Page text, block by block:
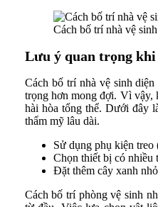
Cách bố trí nhà vệ
Lưu ý quan trọng khi
Cách bố trí nhà vệ sinh
trọng hơn mong đợi. Vì vậy,
hài hòa tổng thể. Dưới đây
thẩm mỹ lâu dài.
Sử dụng phụ kiện treo
Chọn thiết bị có nhiều
Đặt thêm cây xanh
Cách bố trí phòng vệ sinh